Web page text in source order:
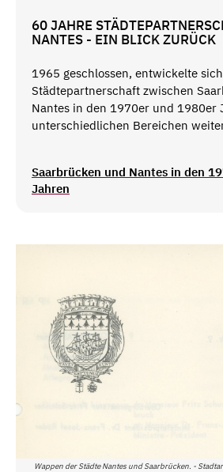
60 JAHRE
NANTES - EIN BLICK ZURÜCK
1965 geschlossen, entwickelte
Städtepartnerschaft zwischen
Nantes in den 1970er und 1980er
unterschiedlichen Bereichen
Saarbrücken und Nantes in den
Jahren
Wappen der Städte Nantes und Saarbrücken. -